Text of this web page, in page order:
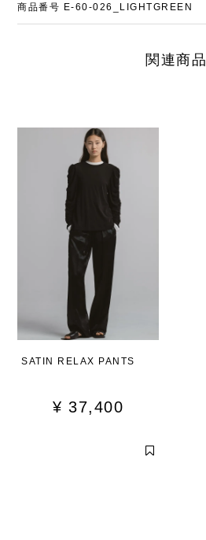
商品番号 E-60-026_LIGHTGREEN
関連商品
SATIN RELAX PANTS
¥ 37,400